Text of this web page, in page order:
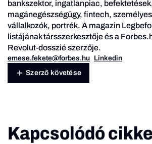
bankszektor, ingatlanpiac,
magánegészségügy, fintech,
vállalkozók, portrék. A magazin
listájának társszerkesztője és a
Revolut-dosszié szerzője.
emese.fekete@forbes.hu Linkedin
Szerző követése
Kapcsolódó